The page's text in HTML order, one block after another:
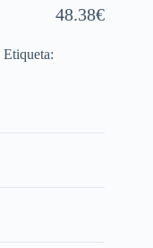
48.38€
Etiqueta: